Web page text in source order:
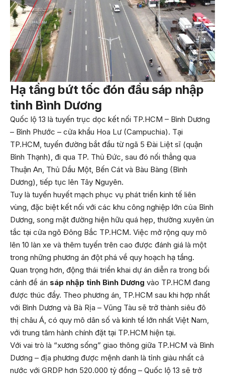
Hạ tầng bứt tốc đón đầu sáp nhập
tỉnh Bình Dương
Quốc lộ 13 là tuyến trục dọc kết nối TP.HCM – Bình Dương
– Bình Phước – cửa khẩu Hoa Lư (Campuchia). Tại
TP.HCM, tuyến đường bắt đầu từ ngã 5 Đài Liệt sĩ (quận
Bình Thạnh), đi qua TP. Thủ Đức, sau đó nối thẳng qua
Thuận An, Thủ Dầu Một, Bến Cát và Bàu Bàng (Bình
Dương), tiếp tục lên Tây Nguyên.
Tuy là tuyến huyết mạch phục vụ phát triển kinh tế liên
vùng, đặc biệt kết nối với các khu công nghiệp lớn của Bình
Dương, song mặt đường hiện hữu quá hẹp, thường xuyên ùn
tắc tại cửa ngõ Đông Bắc TP.HCM. Việc mở rộng quy mô
lên 10 làn xe và thêm tuyến trên cao được đánh giá là một
trong những phương án đột phá về quy hoạch hạ tầng.
Quan trọng hơn, động thái triển khai dự án diễn ra trong bối
cảnh đề án sáp nhập tỉnh Bình Dương vào TP.HCM đang
được thúc đẩy. Theo phương án, TP.HCM sau khi hợp nhất
với Bình Dương và Bà Rịa – Vũng Tàu sẽ trở thành siêu đô
thị châu Á, có quy mô dân số và kinh tế lớn nhất Việt Nam,
với trung tâm hành chính đặt tại TP.HCM hiện tại.
Với vai trò là “xương sống” giao thông giữa TP.HCM và Bình
Dương – địa phương được mệnh danh là tỉnh giàu nhất cả
nước với GRDP hơn 520.000 tỷ đồng – Quốc lộ 13 sẽ trở